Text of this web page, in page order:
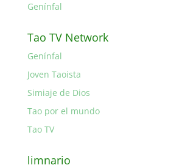
Genínfal
Tao TV Network
Genínfal
Joven Taoista
Simiaje de Dios
Tao por el mundo
Tao TV
limnario